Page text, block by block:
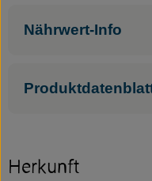
Nährwert-Info
Herkunft